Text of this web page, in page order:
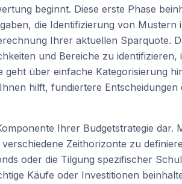
beginnt. Diese erste Phase
die Identifizierung von Mustern
Ihrer aktuellen Sparquote.
und Bereiche zu identifizieren,
geht über einfache Kategorisierung
hilft, fundiertere
Ihrer Budgetstrategie
Zeithorizonte zu
oder die Tilgung spezifischer
Käufe oder Investitionen